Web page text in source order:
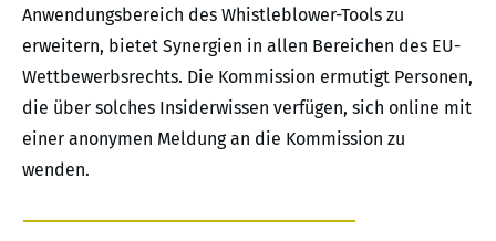
Anwendungsbereich des Whistleblower-Tools zu
erweitern, bietet Synergien in allen Bereichen des EU-
Wettbewerbsrechts. Die Kommission ermutigt Personen,
die über solches Insiderwissen verfügen, sich online mit
einer anonymen Meldung an die Kommission zu
wenden.